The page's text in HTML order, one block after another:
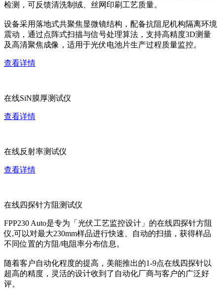
检测，可反馈清洗制绒、丝网印刷工艺质量。
设备采用落地式共聚焦显微镜结构，配备抗阻尼机构隔离环境
震动，通过点阵式扫描与信号处理算法，支持高精度3D测量
及高清聚焦成像，适用于光伏电池片生产过程质量监控。
查看详情
在线SiN膜厚测试仪
查看详情
在线反射率测试仪
查看详情
在线四探针方阻测试仪
FPP230 Auto是专为「光伏工艺监控设计」的在线四探针方阻
仪,可以对最大230mm样品进行快速、自动的扫描，获得样品
不同位置的方阻/电阻率分布信息。
随着客户自动化程度的提高，美能推出的1-9点在线四探针以
超高的精度，灵活的设计收到了自动化厂商与客户的广泛好
评。